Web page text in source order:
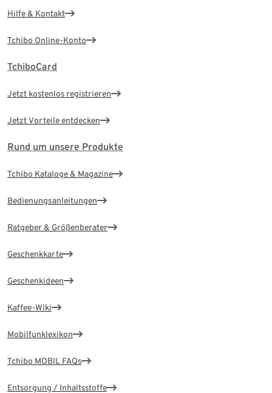
Hilfe & Kontakt
Tchibo Online-Konto
TchiboCard
Jetzt kostenlos registrieren
Jetzt Vorteile entdecken
Rund um unsere Produkte
Tchibo Kataloge & Magazine
Bedienungsanleitungen
Ratgeber & Größenberater
Geschenkkarte
Geschenkideen
Kaffee-Wiki
Mobilfunklexikon
Tchibo MOBIL FAQs
Entsorgung / Inhaltsstoffe